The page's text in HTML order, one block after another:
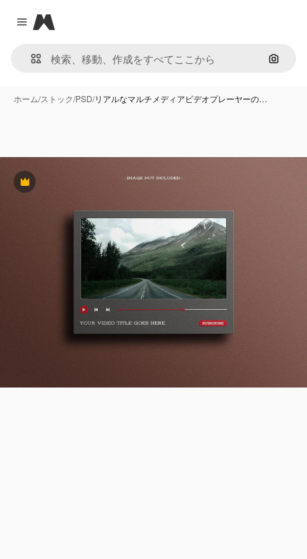
Close menu
Magnific
画像で
ホーム/ストック/PSD/リアルなマルチメディアビデオプレーヤーの…
Premium